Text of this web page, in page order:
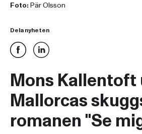
Foto: Pär Olsson
Dela nyheten
Mons
Mallorcas
romanen "Se